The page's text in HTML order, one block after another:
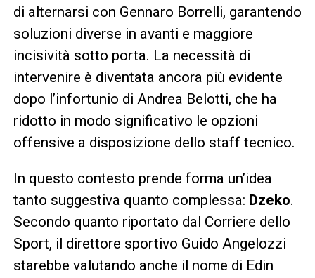
di alternarsi con Gennaro Borrelli, garantendo
soluzioni diverse in avanti e maggiore
incisività sotto porta. La necessità di
intervenire è diventata ancora più evidente
dopo l’infortunio di Andrea Belotti, che ha
ridotto in modo significativo le opzioni
offensive a disposizione dello staff tecnico.
In questo contesto prende forma un’idea
tanto suggestiva quanto complessa: Dzeko.
Secondo quanto riportato dal Corriere dello
Sport, il direttore sportivo Guido Angelozzi
starebbe valutando anche il nome di Edin